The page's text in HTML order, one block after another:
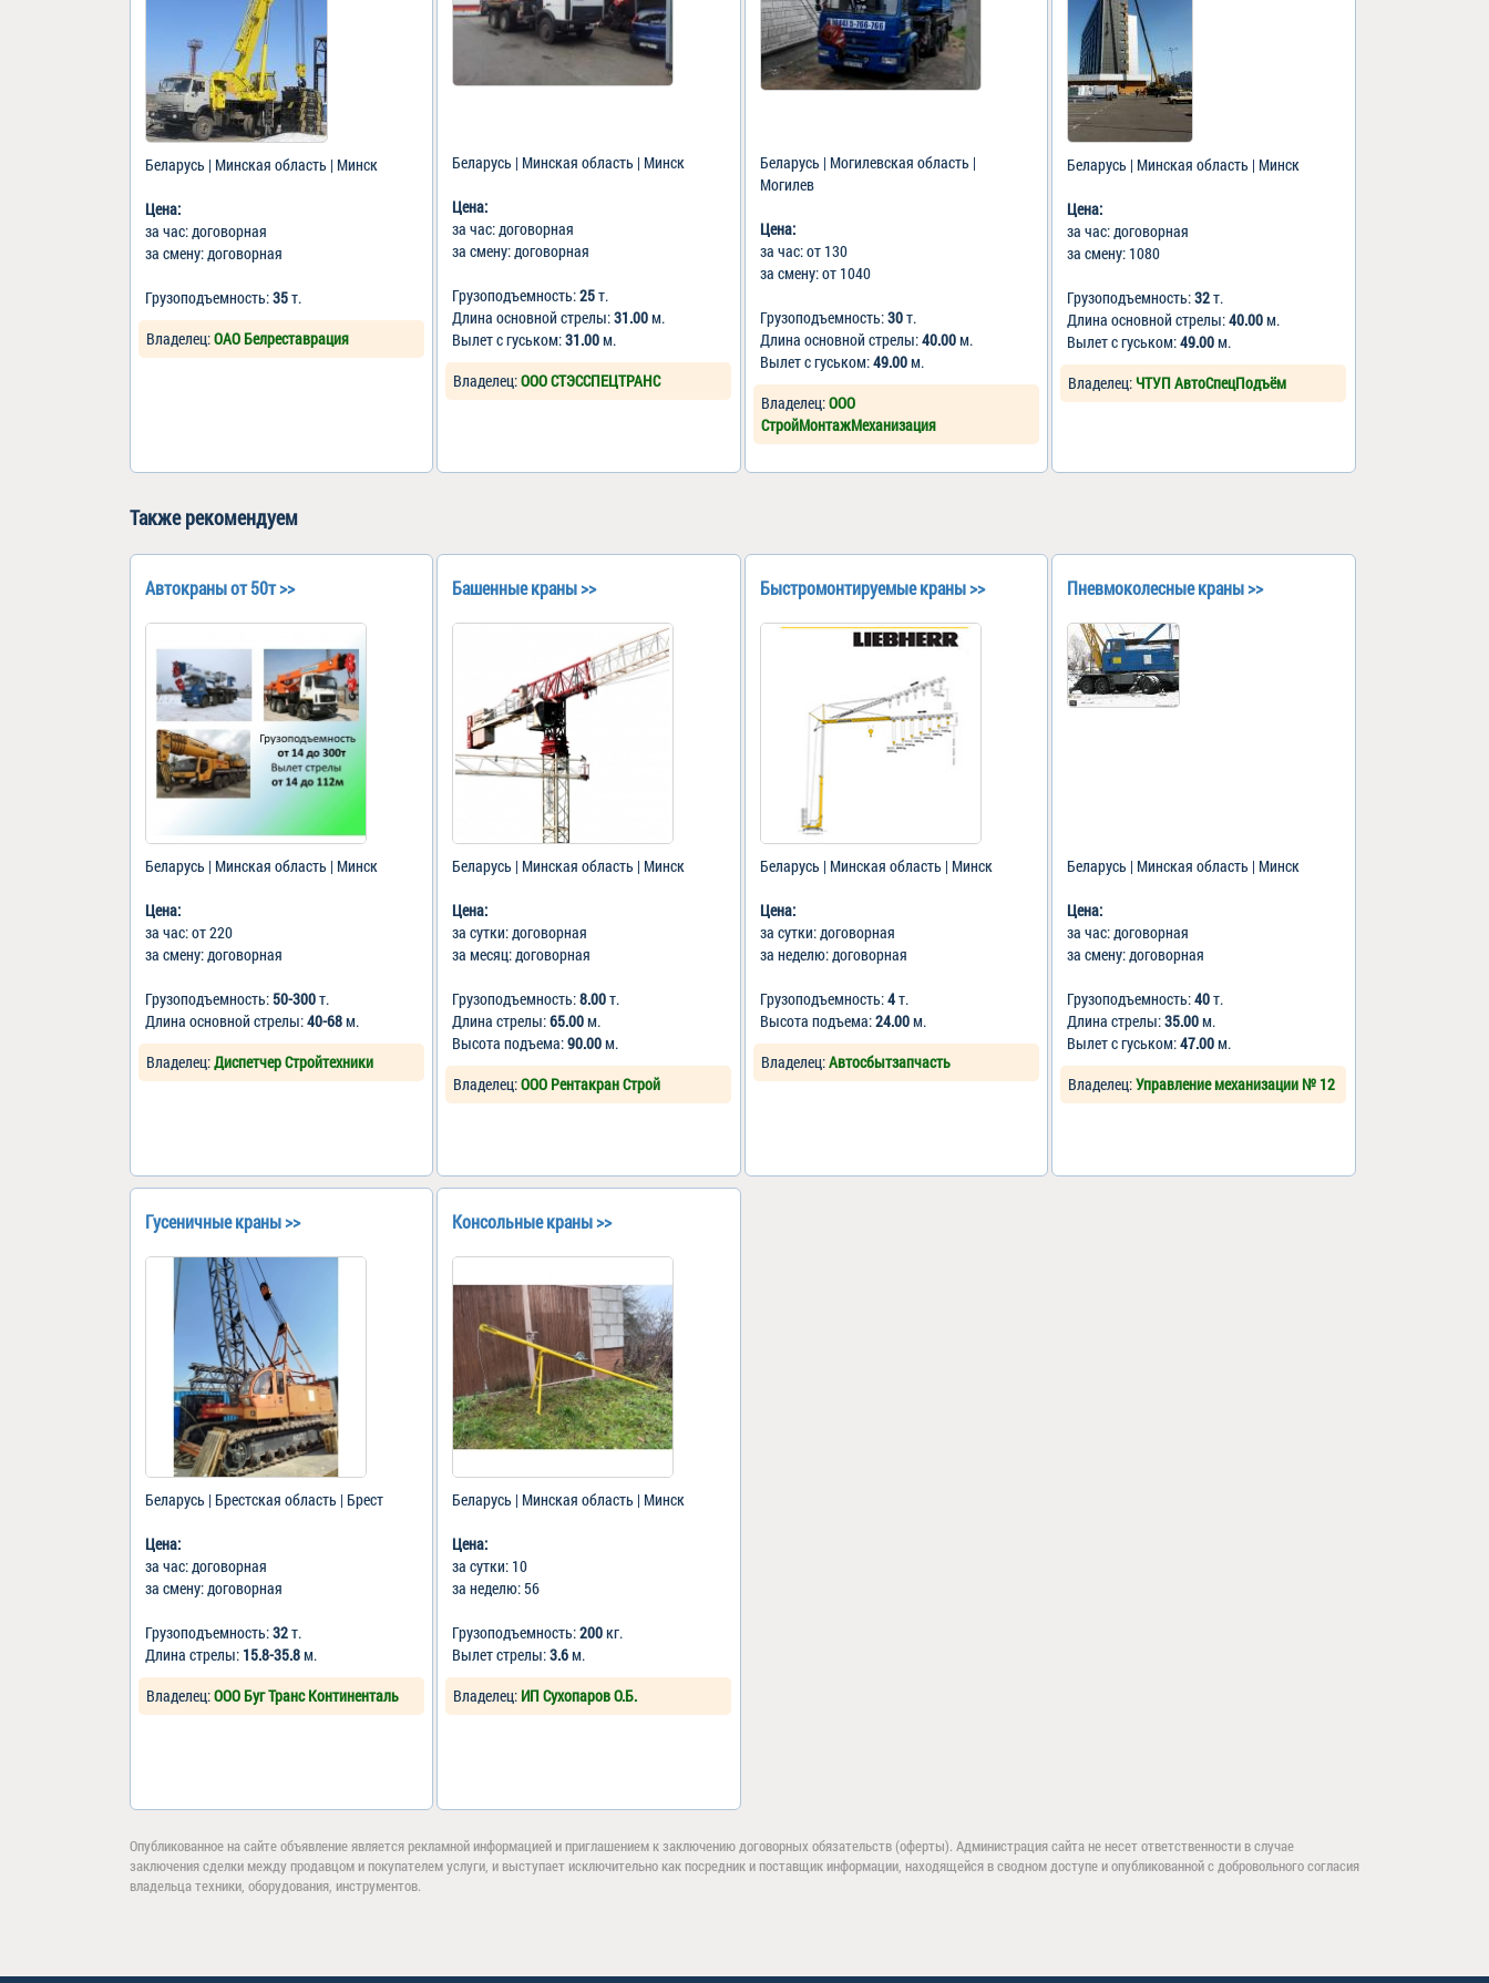
Беларусь | Минская область | Минск
Цена:
за час: договорная
за смену: договорная
Грузоподъемность:35т.
Владелец:ОАО Белреставрация
Беларусь | Минская область | Минск
Цена:
за час: договорная
за смену: договорная
Грузоподъемность:25т.
Длина основной стрелы:31.00м.
Вылет с гуськом:31.00м.
Владелец:ООО СТЭССПЕЦТРАНС
Беларусь | Могилевская область |
Могилев
Цена:
за час: от 130
за смену: от 1040
Грузоподъемность:30т.
Длина основной стрелы:40.00м.
Вылет с гуськом:49.00м.
Владелец:ООО
СтройМонтажМеханизация
Беларусь | Минская область | Минск
Цена:
за час: договорная
за смену: 1080
Грузоподъемность:32т.
Длина основной стрелы:40.00м.
Вылет с гуськом:49.00м.
Владелец:ЧТУП АвтоСпецПодъём
Также рекомендуем
Автокраны от 50т >>
Беларусь | Минская область | Минск
Цена:
за час: от 220
за смену: договорная
Грузоподъемность: 50-300т.
Длина основной стрелы:40-68м.
Владелец:Диспетчер Стройтехники
Башенные краны >>
Беларусь | Минская область | Минск
Цена:
за сутки: договорная
за месяц: договорная
Грузоподъемность:8.00т.
Длина стрелы:65.00м.
Высота подъема:90.00м.
Владелец:ООО Рентакран Строй
Быстромонтируемые краны >>
Беларусь | Минская область | Минск
Цена:
за сутки: договорная
за неделю: договорная
Грузоподъемность:4т.
Высота подъема:24.00м.
Владелец:Автосбытзапчасть
Пневмоколесные краны >>
Беларусь | Минская область | Минск
Цена:
за час: договорная
за смену: договорная
Грузоподъемность:40т.
Длина стрелы:35.00м.
Вылет с гуськом:47.00м.
Владелец:Управление механизации № 12
Гусеничные краны >>
Беларусь | Брестская область | Брест
Цена:
за час: договорная
за смену: договорная
Грузоподъемность:32т.
Длина стрелы: 15.8-35.8м.
Владелец:ООО Буг Транс Континенталь
Консольные краны >>
Беларусь | Минская область | Минск
Цена:
за сутки: 10
за неделю: 56
Грузоподъемность:200кг.
Вылет стрелы:3.6м.
Владелец: ИП Сухопаров О.Б.
Опубликованное на сайте объявление является рекламной информацией и приглашением к заключению договорных обязательств (оферты). Администрация сайта не несет ответственности в случае
заключения сделки между продавцом и покупателем услуги, и выступает исключительно как посредник и поставщик информации, находящейся в сводном доступе и опубликованной с добровольного согласия
владельца техники, оборудования, инструментов.